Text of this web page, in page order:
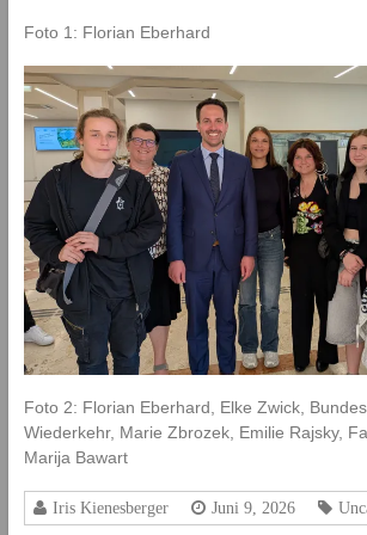
Foto 1: Florian Eberhard
Foto 2: Florian Eberhard, Elke Zwick,
Wiederkehr, Marie Zbrozek, Emilie Rajsky,
Marija Bawart
Iris Kienesberger Juni 9, 2026